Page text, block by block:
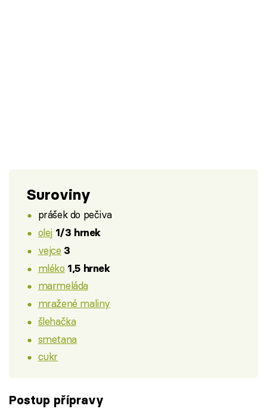
Suroviny
prášek do pečiva
olej 1/3 hrnek
vejce 3
mléko 1,5 hrnek
marmeláda
mražené maliny
šlehačka
smetana
cukr
Postup přípravy